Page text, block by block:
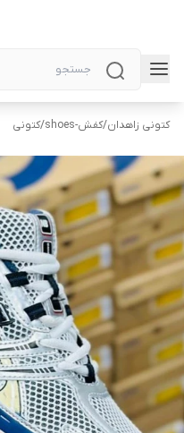
کتونی زاهدان/کفش-shoes /کتونی